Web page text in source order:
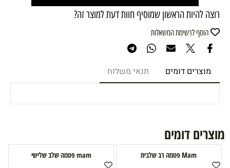
רוצה להיות הראשון שמוסיף חוות דעת למוצר זה?
הוסף לרשימת המשאלות
מוצרים דומים תנאי משלוח
מוצרים דומים
Mam פטמה רב שלבית mam פטמה שלב שלישי